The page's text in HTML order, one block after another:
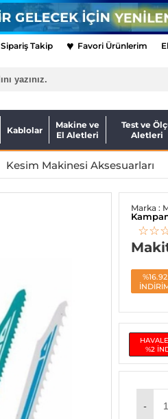
Sipariş Takip ♥ Favori Ürünlerim
Kablolar
Makine ve
El Aletleri
Test ve
Aletleri
Kesim Makinesi Aksesuarları
Marka :
%16.92
%2
-